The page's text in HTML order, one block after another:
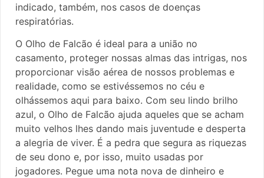
indicado, também, nos casos de doenças
respiratórias.
O Olho de Falcão é ideal para a união no
casamento, proteger nossas almas das intrigas, nos
proporcionar visão aérea de nossos problemas e
realidade, como se estivéssemos no céu e
olhássemos aqui para baixo. Com seu lindo brilho
azul, o Olho de Falcão ajuda aqueles que se acham
muito velhos lhes dando mais juventude e desperta
a alegria de viver. É a pedra que segura as riquezas
de seu dono e, por isso, muito usadas por
jogadores. Pegue uma nota nova de dinheiro e